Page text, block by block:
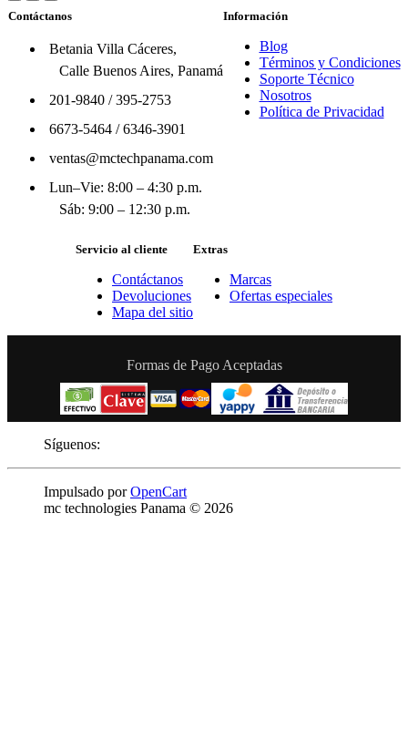
Contáctanos
Betania Villa Cáceres,
Calle Buenos Aires, Panamá
201-9840/395-2753
6673-5464/6346-3901
ventas@mctechpanama.com
Lun–Vie: 8:00 – 4:30 p.m.
Sáb: 9:00 – 12:30 p.m.
Información
Blog
Términos y Condiciones
Soporte Técnico
Nosotros
Política de Privacidad
Servicio al cliente
Contáctanos
Devoluciones
Mapa del sitio
Extras
Marcas
Ofertas especiales
Formas de Pago Aceptadas
Síguenos:
Impulsado porOpenCart
mc technologies Panama © 2026